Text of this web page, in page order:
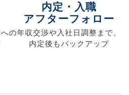
の
内定・入職
アフターフォロー
年収交渉や入社日調整まで、
内定後もバックアップ